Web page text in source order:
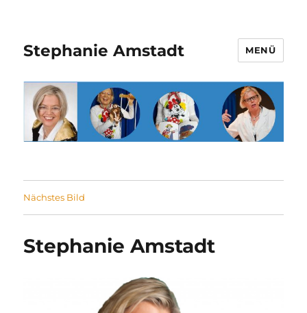
Stephanie Amstadt MENÜ
Nächstes Bild
Stephanie Amstadt